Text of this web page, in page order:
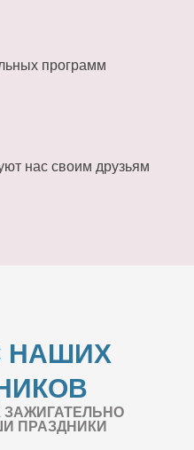
программ
нас своим друзьям
НАШИХ
ЗАЖИГАТЕЛЬНО
ПРАЗДНИКИ